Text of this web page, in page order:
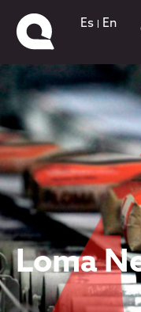
Es En
Loma